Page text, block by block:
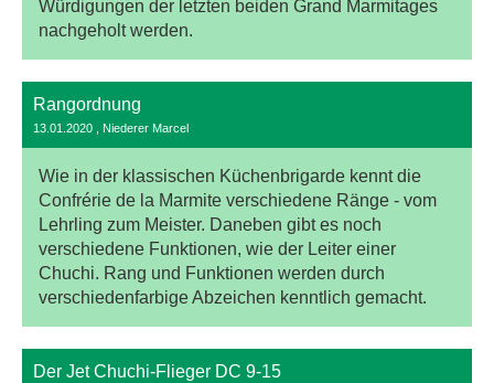
Würdigungen der letzten beiden Grand Marmitages
nachgeholt werden.
Rangordnung
13.01.2020 , Niederer Marcel
Wie in der klassischen Küchenbrigarde kennt die
Confrérie de la Marmite verschiedene Ränge - vom
Lehrling zum Meister. Daneben gibt es noch
verschiedene Funktionen, wie der Leiter einer
Chuchi. Rang und Funktionen werden durch
verschiedenfarbige Abzeichen kenntlich gemacht.
Der Jet Chuchi-Flieger DC 9-15